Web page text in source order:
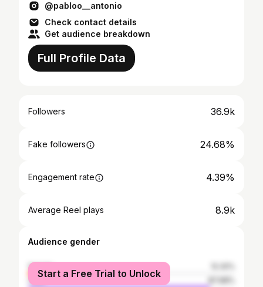
@pabloo__antonio
Check contact details
Get audience breakdown
Full Profile Data
Followers 36.9k
Fake followers 24.68%
Engagement rate 4.39%
Average Reel plays 8.9k
Audience gender
female
male
Start a Free Trial to Unlock